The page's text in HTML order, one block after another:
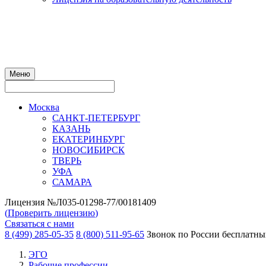
Меню
Москва
САНКТ-ПЕТЕРБУРГ
КАЗАНЬ
ЕКАТЕРИНБУРГ
НОВОСИБИРСК
ТВЕРЬ
УФА
САМАРА
Лицензия №Л035-01298-77/00181409
(Проверить лицензию)
Связаться с нами
8 (499) 285-05-35 8 (800) 511-95-65 Звонок по России
ЭГО